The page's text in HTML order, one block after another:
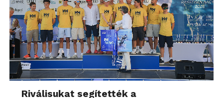
Riválisukat segítették a